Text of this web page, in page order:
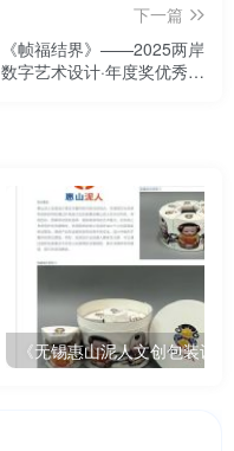
下一篇
《帧福结界》——2025两岸
数字艺术设计·年度奖优秀作
《无锡惠山泥人文创包装设